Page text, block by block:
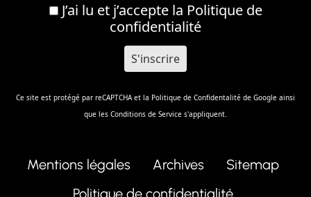
J’ai lu et j’accepte la Politique de
confidentialité
Ce site est protégé par reCAPTCHA et la Politique de Confidentalité de Google ainsi
que les Conditions de Service s'appliquent.
Mentions légales Archives
Sitemap
Politique de confidentialité